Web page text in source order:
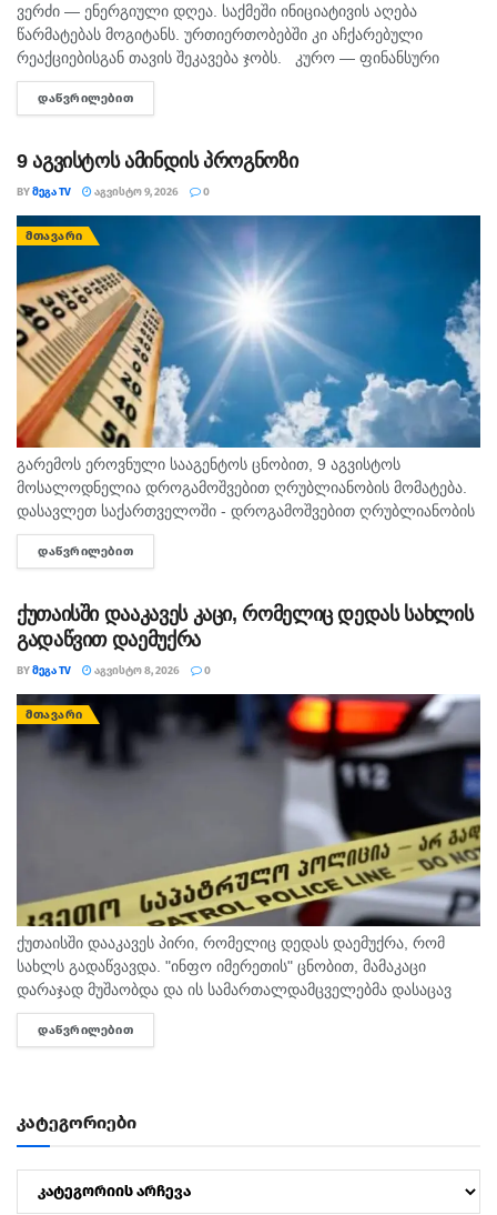
ვერძი — ენერგიული დღეა. საქმეში ინიციატივის აღება
წარმატებას მოგიტანს. ურთიერთობებში კი აჩქარებული
რეაქციებისგან თავის შეკავება ჯობს. კურო — ფინანსური
საკითხების მოსაგვარებლად კარგი დღეა. შეიძლება
საინტერესო შესაძლებლობა გამოჩნდეს. პირად ცხოვრებაში...
ᲓᲐᲬᲕᲠᲘᲚᲔᲑᲘᲗ
9 აგვისტოს ამინდის პროგნოზი
BYᲛᲔᲒᲐ TV ᲐᲒᲕᲘᲡᲢᲝ 9, 2026 0
ᲛᲗᲐᲕᲐᲠᲘ
გარემოს ეროვნული სააგენტოს ცნობით, 9 აგვისტოს
მოსალოდნელია დროგამოშვებით ღრუბლიანობის მომატება.
დასავლეთ საქართველოში - დროგამოშვებით ღრუბლიანობის
მომატება. უმეტეს რაიონში ხანმოკლე წვიმა და ელჭექი, ზოგან
ძლიერი. დასავლეთის ქარი 10-15 მ/წმ, ელჭექის დროს
ᲓᲐᲬᲕᲠᲘᲚᲔᲑᲘᲗ
ქუთაისში დააკავეს კაცი, რომელიც დედას სახლის
გადაწვით დაემუქრა
BYᲛᲔᲒᲐ TV ᲐᲒᲕᲘᲡᲢᲝ 8, 2026 0
ᲛᲗᲐᲕᲐᲠᲘ
ქუთაისში დააკავეს პირი, რომელიც დედას დაემუქრა, რომ
სახლს გადაწვავდა. "ინფო იმერეთის" ცნობით, მამაკაცი
დარაჯად მუშაობდა და ის სამართალდამცველებმა დასაცავ
ობიექტზე აიყვანეს. შსს-ს ინფორმაციით, დაკავებულს
სისხლის სამართლის კოდექსის 11 პრიმა...
ᲓᲐᲬᲕᲠᲘᲚᲔᲑᲘᲗ
კატეგორიები
კატეგორიები